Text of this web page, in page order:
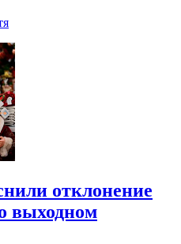
отклонение
выходном